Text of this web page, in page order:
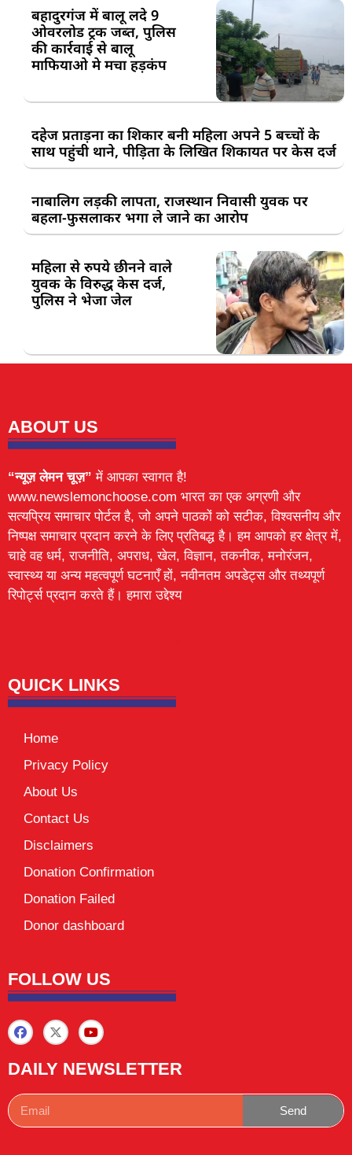
बहादुरगंज में बालू लदे 9
ओवरलोड ट्रक जब्त, पुलिस
की कार्रवाई से बालू
माफियाओ मे मचा हड़कंप
दहेज प्रताड़ना का शिकार बनी महिला अपने 5 बच्चों के
साथ पहुंची थाने, पीड़िता के लिखित शिकायत पर केस दर्ज
नाबालिग लड़की लापता, राजस्थान निवासी युवक पर
बहला-फुसलाकर भगा ले जाने का आरोप
महिला से रुपये छीनने वाले
युवक के विरुद्ध केस दर्ज,
पुलिस ने भेजा जेल
ABOUT US
“न्यूज़ लेमन चूज़” में आपका स्वागत है!
www.newslemonchoose.com भारत का एक अग्रणी और
सत्यप्रिय समाचार पोर्टल है, जो अपने पाठकों को सटीक, विश्वसनीय और
निष्पक्ष समाचार प्रदान करने के लिए प्रतिबद्ध है। हम आपको हर क्षेत्र में,
चाहे वह धर्म, राजनीति, अपराध, खेल, विज्ञान, तकनीक, मनोरंजन,
स्वास्थ्य या अन्य महत्वपूर्ण घटनाएँ हों, नवीनतम अपडेट्स और तथ्यपूर्ण
रिपोर्ट्स प्रदान करते हैं। हमारा उद्देश्य
QUICK LINKS
Home
Privacy Policy
About Us
Contact Us
Disclaimers
Donation Confirmation
Donation Failed
Donor dashboard
FOLLOW US
DAILY NEWSLETTER
Send